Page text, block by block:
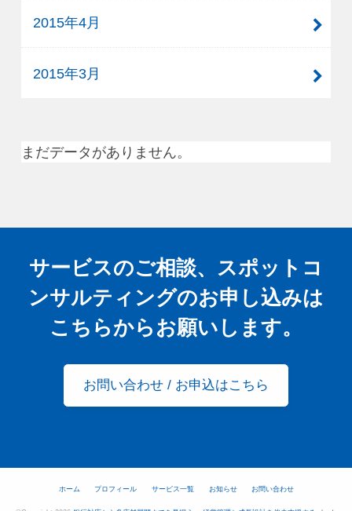
2015年4月
2015年3月
まだデータがありません。
サービスのご相談、スポットコ
ンサルティングのお申し込みは
こちらからお願いします。
お問い合わせ / お申込はこちら
ホーム プロフィール サービス一覧 お知らせ お問い合わせ